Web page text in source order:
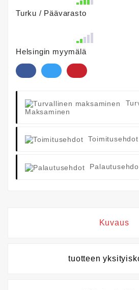
Turku / Päävarasto
Helsingin myymälä
Maksaminen
Toimitusehdot
Kuvaus
tuotteen